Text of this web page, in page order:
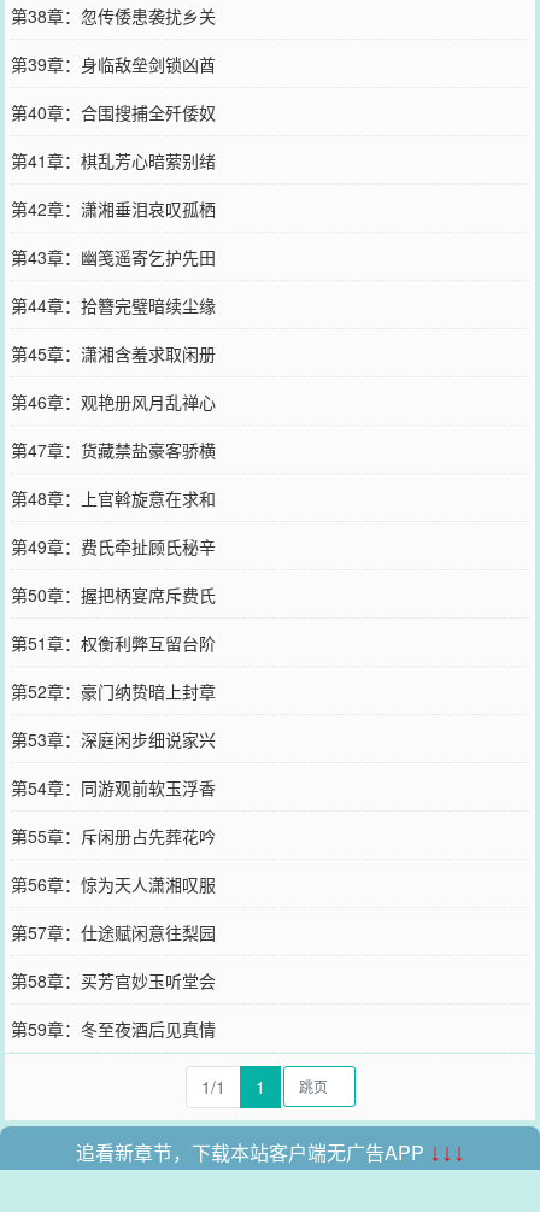
第38章：忽传倭患袭扰乡关
第39章：身临敌垒剑锁凶酋
第40章：合围搜捕全歼倭奴
第41章：棋乱芳心暗萦别绪
第42章：潇湘垂泪哀叹孤栖
第43章：幽笺遥寄乞护先田
第44章：拾簪完璧暗续尘缘
第45章：潇湘含羞求取闲册
第46章：观艳册风月乱禅心
第47章：货藏禁盐豪客骄横
第48章：上官斡旋意在求和
第49章：费氏牵扯顾氏秘辛
第50章：握把柄宴席斥费氏
第51章：权衡利弊互留台阶
第52章：豪门纳贽暗上封章
第53章：深庭闲步细说家兴
第54章：同游观前软玉浮香
第55章：斥闲册占先葬花吟
第56章：惊为天人潇湘叹服
第57章：仕途赋闲意往梨园
第58章：买芳官妙玉听堂会
第59章：冬至夜酒后见真情
1/1 1
追看新章节，下载本站客户端无广告APP ↓↓↓